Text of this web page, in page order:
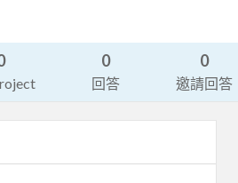
0
回答
0
邀請回答